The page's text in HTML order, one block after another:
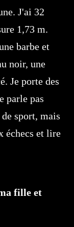
J'ai 32
1,73 m.
barbe et
noir, une
Je porte des
parle pas
sport, mais
échecs et lire
fille et